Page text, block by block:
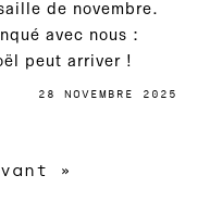
de novembre.
avec nous :
peut arriver !
28 NOVEMBRE 2025
»